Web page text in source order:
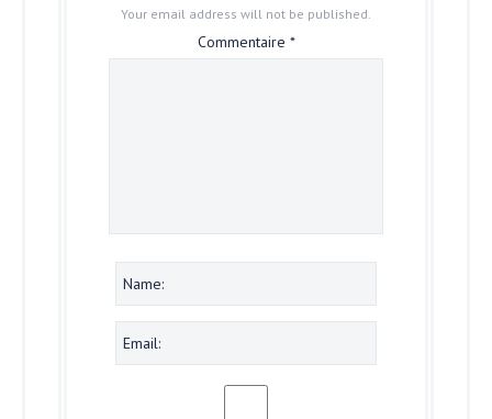
Your email address will not be published.
Commentaire *